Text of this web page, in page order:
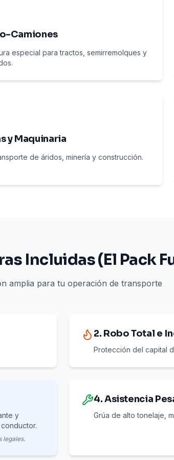
Camiones
especial para tractos, semirremolques y
y Maquinaria
de áridos, minería y construcción.
Incluidas (El Pack
amplia para tu operación de transporte
2. Robo Total e
Protección del capital
y
legales.
4. Asistencia
Grúa de alto tonelaje,